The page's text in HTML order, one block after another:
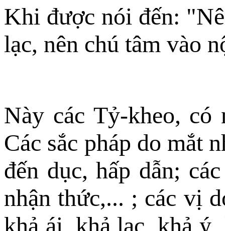
Khi được nói đến:
lạc, nên chú tâm vào
Này các Tỷ-kheo, có
Các sắc pháp do mắt
đến dục, hấp dẫn;
nhận thức,... ; các vị
khả ái, khả lạc, khả